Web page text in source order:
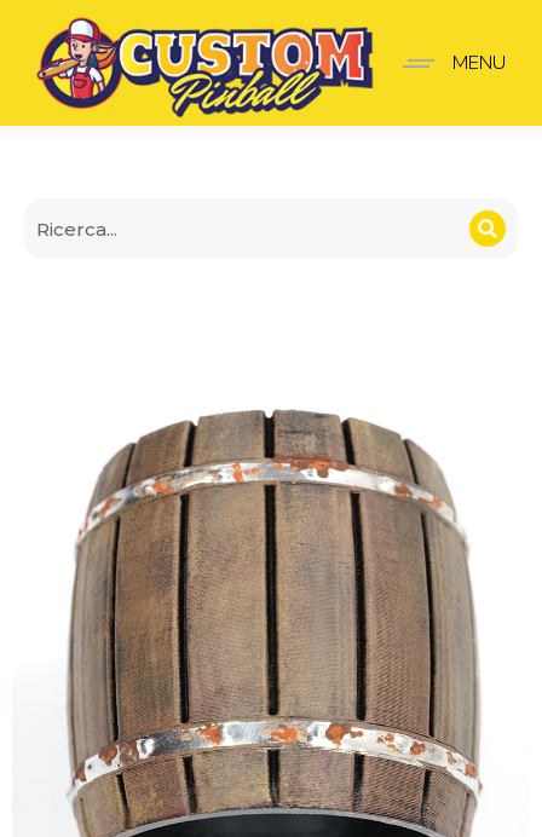
Copri-Spot Botte con
MENU